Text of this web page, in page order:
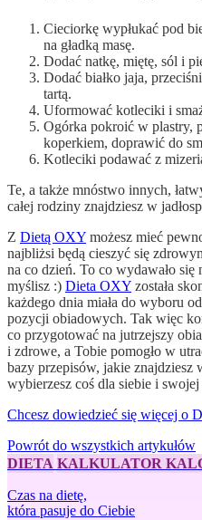
Cieciorkę wypłukać pod
na gładką masę.
Dodać natkę, miętę, sól i
Dodać białko jaja,
tartą.
Uformować kotleciki i
Ogórka pokroić w plastry,
koperkiem, doprawić do
Kotleciki podawać z
Te, a także mnóstwo innych,
całej rodziny znajdziesz w
Z Dietą OXY możesz mieć
najbliżsi będą cieszyć się
na co dzień. To co wydawało się
myślisz :) Dieta OXY została
każdego dnia miała do wyboru
pozycji obiadowych. Tak więc
co przygotować na jutrzejszy
i zdrowe, a Tobie pomogło w
bazy przepisów, jakie znajdziesz
wybierzesz coś dla siebie i
Chcesz dowiedzieć się więcej o
Powrót do wszystkich artykułów
DIETA KALKULATOR
Czas na dietę,
która pasuje do Ciebie